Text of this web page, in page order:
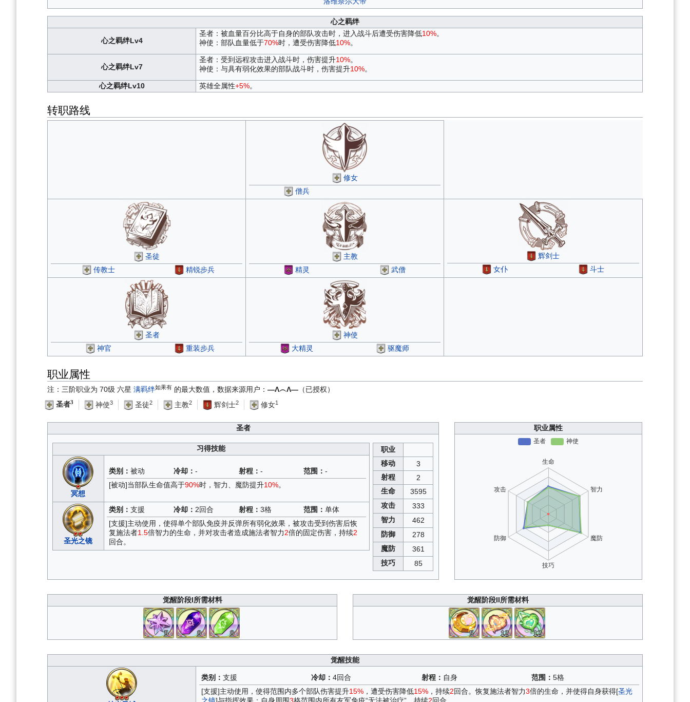
心之羁绊
心之羁绊Lv4
圣者：被血量百分比高于自身的部队攻击时，进入战斗后遭受伤害降低10%。
神使：部队血量低于70%时，遭受伤害降低10%。
心之羁绊Lv7
圣者：受到远程攻击进入战斗时，伤害提升10%。
神使：与具有弱化效果的部队战斗时，伤害提升10%。
心之羁绊Lv10 英雄全属性+5%。
转职路线
修女
僧兵
圣徒
传教士
精锐步兵
主教
精灵
武僧
辉剑士
女仆
斗士
圣者
神官
重装步兵
神使
大精灵
驱魔师
职业属性
注：三阶职业为 70级 六星 满羁绊如果有 的最大数值，数据来源用户： —Λ︵Λ— （已授权）
圣者3 神使3 圣徒2 主教2 辉剑士2 修女1
圣者
职业
移动
3
射程
2
生命
3595
攻击
333
智力
462
防御
278
魔防
361
技巧
85
习得技能
冥想
类别：被动 冷却：- 射程： - 范围： -
[被动]当部队生命值高于90%时，智力、魔防提升10%。
圣光之镜
类别：支援 冷却： 2回合 射程： 3格 范围： 单体
[支援]主动使用，使得单个部队免疫并反弹所有弱化效果，被攻击受到伤害后恢
复施法者1.5倍智力的生命，并对攻击者造成施法者智力2倍的固定伤害，持续2
回合。
职业属性
觉醒阶段I所需材料
5 8 8
觉醒阶段II所需材料
5 12 12
觉醒技能
类别： 支援 冷却：4回合 射程： 自身 范围： 5格
[支援]主动使用，使得范围内多个部队伤害提升15%，遭受伤害降低15%，持续2回合。恢复施法者智力3倍的生命，并使得自身获得[圣光